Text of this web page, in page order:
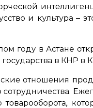
и культура –
году в Астане
в КНР в
отношения
сотрудничества.
товарооборота,